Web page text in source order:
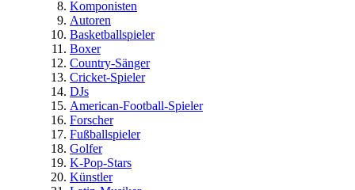
Komponisten
Autoren
Basketballspieler
Boxer
Country-Sänger
Cricket-Spieler
DJs
American-Football-Spieler
Forscher
Fußballspieler
Golfer
K-Pop-Stars
Künstler